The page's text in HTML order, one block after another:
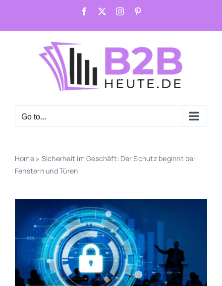
content
Facebook Instagram
Go to...
Home» Sicherheit im Geschäft: Der Schutz beginnt bei
Fenstern und Türen